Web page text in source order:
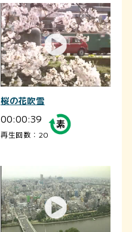
桜の花吹雪
00:00:39
再生回数：20